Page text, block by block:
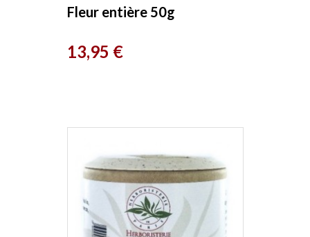
Fleur entière 50g
Prix
13,95 €